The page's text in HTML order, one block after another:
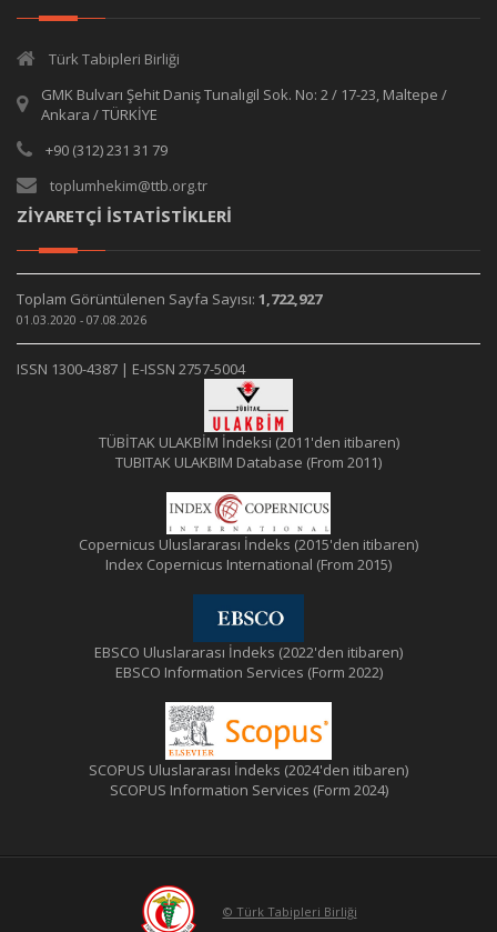
Türk Tabipleri Birliği
GMK Bulvarı Şehit Daniş Tunalıgil Sok. No: 2 / 17-23, Maltepe /
Ankara / TÜRKİYE
+90 (312) 231 31 79
toplumhekim@ttb.org.tr
ZİYARETÇİ İSTATİSTİKLERİ
Toplam Görüntülenen Sayfa Sayısı: 1,722,927
01.03.2020 - 07.08.2026
ISSN 1300-4387 | E-ISSN 2757-5004
TÜBİTAK ULAKBİM İndeksi (2011'den itibaren)
TUBITAK ULAKBIM Database (From 2011)
Copernicus Uluslararası İndeks (2015'den itibaren)
Index Copernicus International (From 2015)
EBSCO Uluslararası İndeks (2022'den itibaren)
EBSCO Information Services (Form 2022)
SCOPUS Uluslararası İndeks (2024'den itibaren)
SCOPUS Information Services (Form 2024)
© Türk Tabipleri Birliği